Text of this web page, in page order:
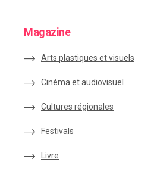
Magazine
Arts plastiques et visuels
Cinéma et audiovisuel
Cultures régionales
Festivals
Livre